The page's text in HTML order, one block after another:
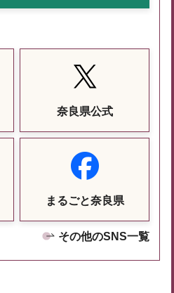
奈良県公式
まるごと奈良県
その他のSNS一覧